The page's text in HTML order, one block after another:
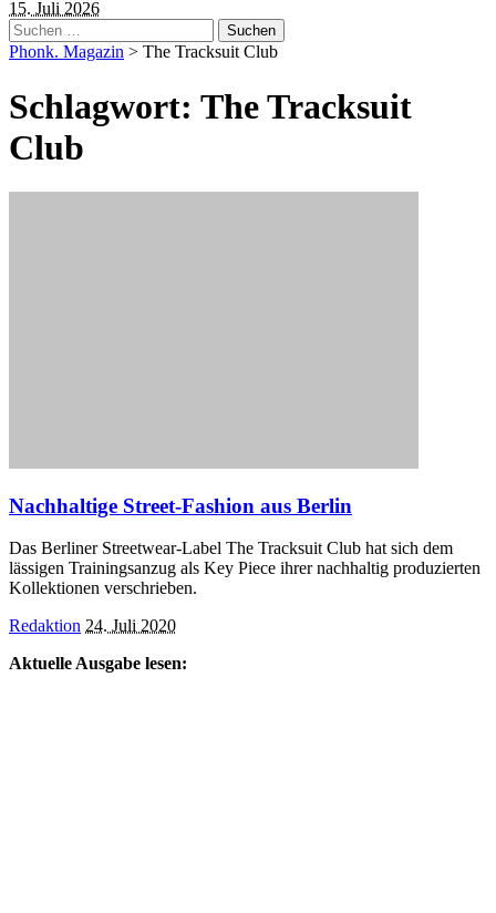
15. Juli 2026
Suchen
nach:
Phonk. Magazin > The Tracksuit Club
Schlagwort: The Tracksuit
Club
Nachhaltige Street-Fashion aus Berlin
Das Berliner Streetwear-Label The Tracksuit Club hat sich dem
lässigen Trainingsanzug als Key Piece ihrer nachhaltig produzierten
Kollektionen verschrieben.
Posted
Redaktion 24. Juli 2020
Aktuelle Ausgabe lesen: